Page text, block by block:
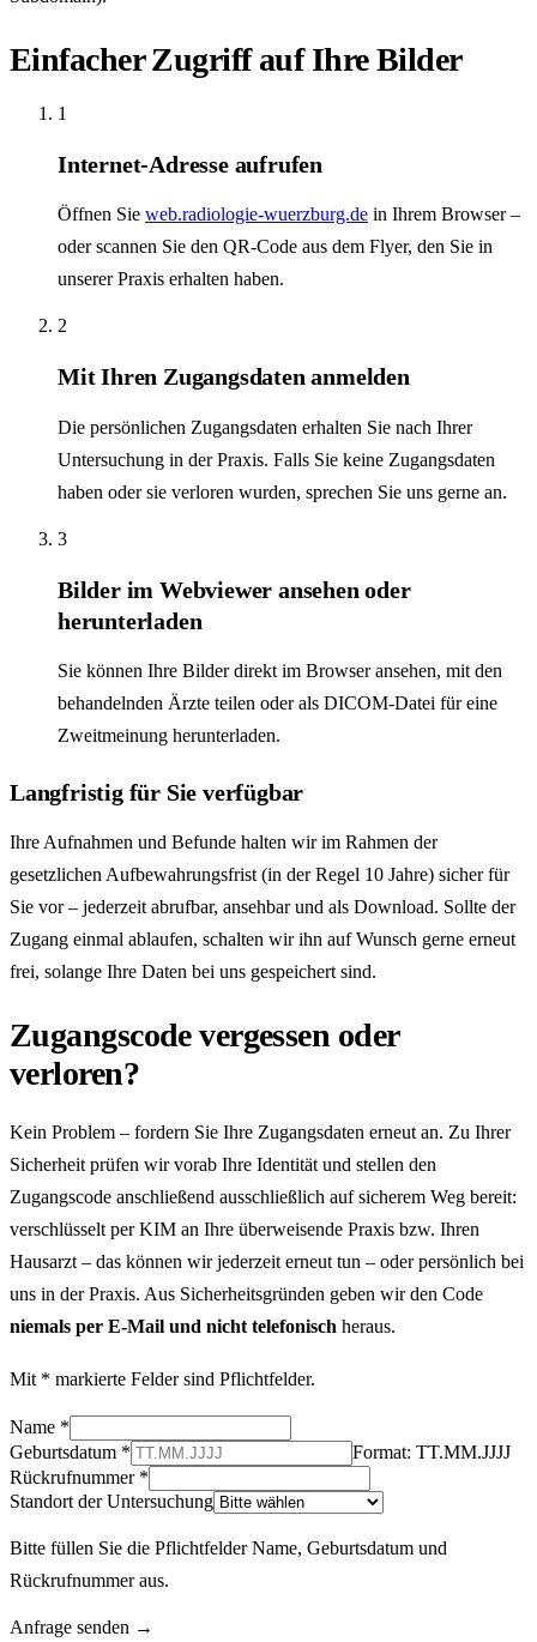
Einfacher Zugriff auf Ihre Bilder
1
Internet-Adresse aufrufen
Öffnen Sie web.radiologie-wuerzburg.de in Ihrem Browser –
oder scannen Sie den QR-Code aus dem Flyer, den Sie in
unserer Praxis erhalten haben.
2
Mit Ihren Zugangsdaten anmelden
Die persönlichen Zugangsdaten erhalten Sie nach Ihrer
Untersuchung in der Praxis. Falls Sie keine Zugangsdaten
haben oder sie verloren wurden, sprechen Sie uns gerne an.
3
Bilder im Webviewer ansehen oder
herunterladen
Sie können Ihre Bilder direkt im Browser ansehen, mit den
behandelnden Ärzte teilen oder als DICOM-Datei für eine
Zweit­meinung herunterladen.
Langfristig für Sie verfügbar
Ihre Aufnahmen und Befunde halten wir im Rahmen der
gesetzlichen Aufbewahrungsfrist (in der Regel 10 Jahre) sicher für
Sie vor – jederzeit abrufbar, ansehbar und als Download. Sollte der
Zugang einmal ablaufen, schalten wir ihn auf Wunsch gerne erneut
frei, solange Ihre Daten bei uns gespeichert sind.
Zugangscode vergessen oder
verloren?
Kein Problem – fordern Sie Ihre Zugangsdaten erneut an. Zu Ihrer
Sicherheit prüfen wir vorab Ihre Identität und stellen den
Zugangscode anschließend ausschließlich auf sicherem Weg bereit:
verschlüsselt per KIM an Ihre überweisende Praxis bzw. Ihren
Hausarzt – das können wir jederzeit erneut tun – oder persönlich bei
uns in der Praxis. Aus Sicherheitsgründen geben wir den Code
niemals per E-Mail und nicht telefonisch heraus.
Mit * markierte Felder sind Pflichtfelder.
Name *
Geburtsdatum *
Format: TT.MM.JJJJ
Rückrufnummer *
Standort der Untersuchung
Bitte füllen Sie die Pflichtfelder Name, Geburtsdatum und
Rückrufnummer aus.
Anfrage senden →